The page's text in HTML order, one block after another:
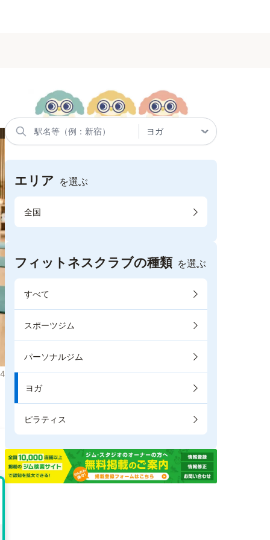
エリア を選ぶ
全国
フィットネスクラブの種類 を選ぶ
すべて
スポーツジム
パーソナルジム
ヨガ
ピラティス